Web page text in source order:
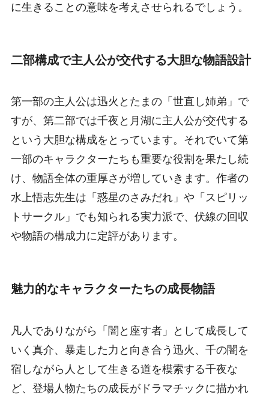
に生きることの意味を考えさせられるでしょう。
二部構成で主人公が交代する大胆な物語設計
第一部の主人公は迅火とたまの「世直し姉弟」で
すが、第二部では千夜と月湖に主人公が交代する
という大胆な構成をとっています。それでいて第
一部のキャラクターたちも重要な役割を果たし続
け、物語全体の重厚さが増していきます。作者の
水上悟志先生は「惑星のさみだれ」や「スピリッ
トサークル」でも知られる実力派で、伏線の回収
や物語の構成力に定評があります。
魅力的なキャラクターたちの成長物語
凡人でありながら「闇と座す者」として成長して
いく真介、暴走した力と向き合う迅火、千の闇を
宿しながら人として生きる道を模索する千夜な
ど、登場人物たちの成長がドラマチックに描かれ